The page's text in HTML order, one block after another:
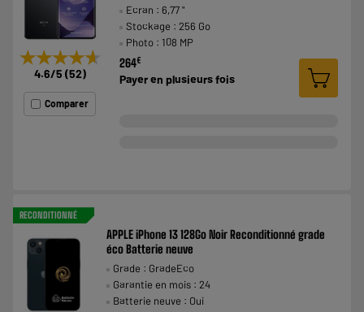
★★★★★
★★★★★
4.6/5 (52)
Comparer
Ecran : 6,77 "
Stockage : 256 Go
Photo : 108 MP
264€
Payer en plusieurs fois
RECONDITIONNÉ
APPLE iPhone 13 128Go Noir Reconditionné grade
éco Batterie neuve
Grade : GradeEco
Garantie en mois : 24
Batterie neuve : Oui